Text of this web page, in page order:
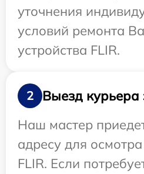
уточнения
условий ремонта
устройства FLIR.
2
Выезд курьера
Наш мастер
адресу для
FLIR. Если